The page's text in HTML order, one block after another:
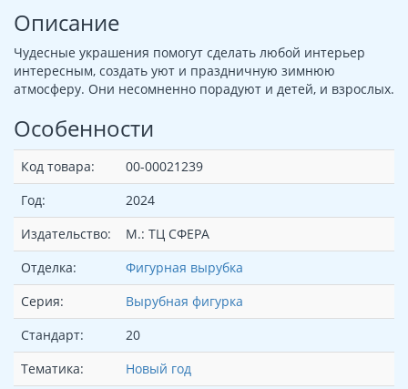
Описание
Чудесные украшения помогут сделать любой интерьер
интересным, создать уют и праздничную зимнюю
атмосферу. Они несомненно порадуют и детей, и взрослых.
Особенности
Код товара:
00-00021239
Год:
2024
Издательство:
М.: ТЦ СФЕРА
Отделка:
Фигурная вырубка
Серия:
Вырубная фигурка
Стандарт:
20
Тематика:
Новый год